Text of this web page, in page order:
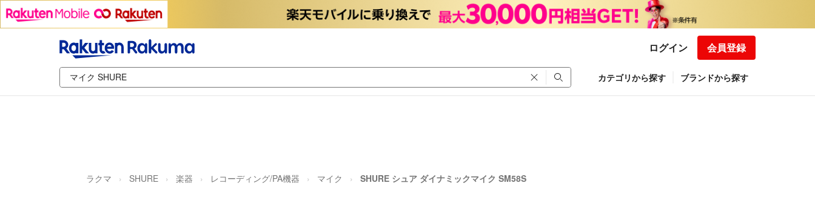
ログイン 会員登録
カテゴリから探す ブランドから探す
ラクマ SHURE 楽器 レコーディング/PA機器 マイク SHURE シュア ダイナミックマイク SM58S